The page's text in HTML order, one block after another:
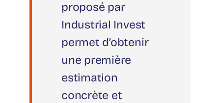
proposé par
Industrial Invest
permet d’obtenir
une première
estimation
concrète et